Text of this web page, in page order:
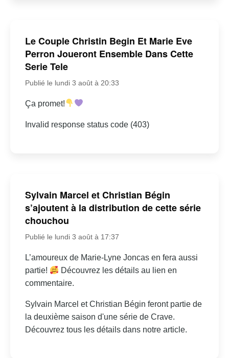
Le Couple Christin Begin Et Marie Eve
Perron Joueront Ensemble Dans Cette
Serie Tele
Publié le lundi 3 août à 20:33
Ça promet!
Invalid response status code (403)
Sylvain Marcel et Christian Bégin
s’ajoutent à la distribution de cette série
chouchou
Publié le lundi 3 août à 17:37
L’amoureux de Marie-Lyne Joncas en fera aussi
partie!
Découvrez les détails au lien en
commentaire.
Sylvain Marcel et Christian Bégin feront partie de
la deuxième saison d'une série de Crave.
Découvrez tous les détails dans notre article.